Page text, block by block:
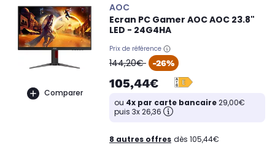
Comparer
AOC
Ecran PC Gamer AOC AOC 23.8"
LED - 24G4HA
Prix de référence
oldPrice
144,20€ -26%
105,44€
ou 4x par carte bancaire29,00€
puis 3x 26,36
8 autres offres dès 105,44€